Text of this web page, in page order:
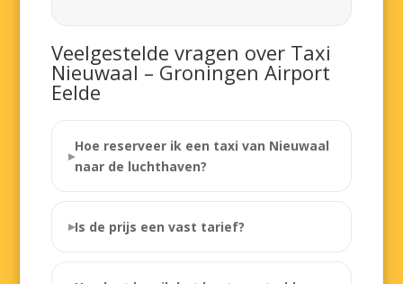
Veelgestelde vragen over Taxi
Nieuwaal – Groningen Airport
Eelde
Hoe reserveer ik een taxi van Nieuwaal
naar de luchthaven?
Is de prijs een vast tarief?